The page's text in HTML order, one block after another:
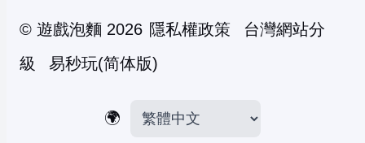
© 遊戲泡麵 2026 隱私權政策
台灣網站分
級
易秒玩(简体版)
🌍